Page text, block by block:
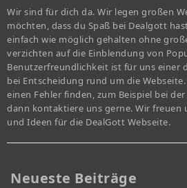
Wir sind für dich da. Wir legen großen
möchten, dass du Spaß bei Dealgott
einfach wie möglich gehalten ohne
verzichten auf die Einblendung von
Benutzerfreundlichkeit ist für uns einer
bei Entscheidung rund um die
einen Fehler finden, zum Beispiel bei
dann kontaktiere uns gerne. Wir freuen
und Ideen für die DealGott Webseite.
Neueste Beiträge